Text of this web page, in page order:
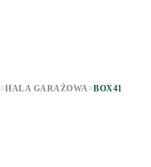
>HALA GARAŻOWA>BOX41